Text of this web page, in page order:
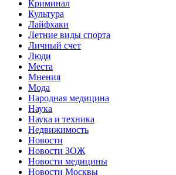
Криминал
Культура
Лайфхаки
Летние виды спорта
Личный счет
Люди
Места
Мнения
Мода
Народная медицина
Наука
Наука и техника
Недвижимость
Новости
Новости ЗОЖ
Новости медицины
Новости Москвы